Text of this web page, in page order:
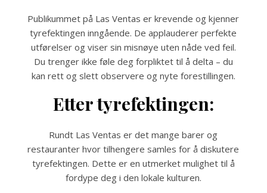
Publikummet på Las Ventas er krevende og kjenner
tyrefektingen inngående. De applauderer perfekte
utførelser og viser sin misnøye uten nåde ved feil.
Du trenger ikke føle deg forpliktet til å delta – du
kan rett og slett observere og nyte forestillingen.
Etter tyrefektingen:
Rundt Las Ventas er det mange barer og
restauranter hvor tilhengere samles for å diskutere
tyrefektingen. Dette er en utmerket mulighet til å
fordype deg i den lokale kulturen.